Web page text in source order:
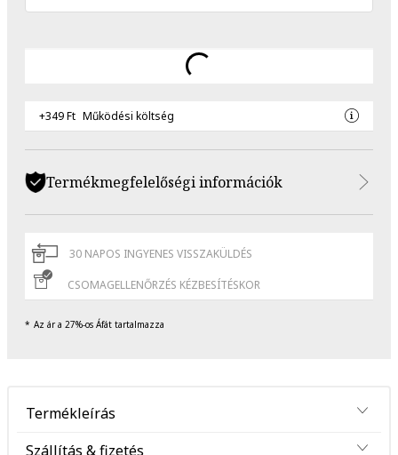
+349 Ft Működési költség
Termékmegfelelőségi információk
30 NAPOS INGYENES VISSZAKÜLDÉS
CSOMAGELLENŐRZÉS KÉZBESÍTÉSKOR
Az ár a 27%-os Áfát tartalmazza
Termékleírás
Szállítás & fizetés